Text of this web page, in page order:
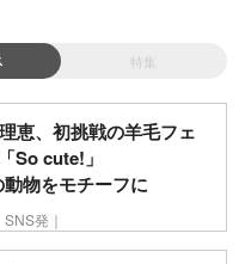
特集
恵、初挑戦の羊毛フェ
So cute!」
物をモチーフに
SNS発｜